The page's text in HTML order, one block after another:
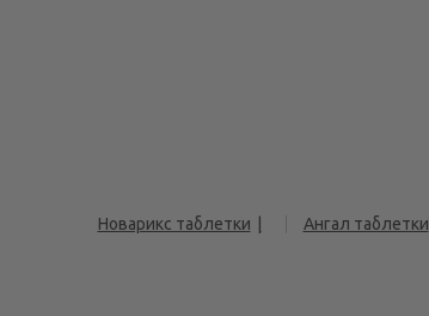
Новарикс таблетки Ангал таблетки